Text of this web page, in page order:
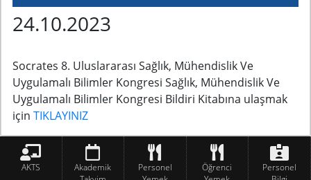
24.10.2023
Socrates 8. Uluslararası Sağlık, Mühendislik Ve
Uygulamalı Bilimler Kongresi Sağlık, Mühendislik Ve
Uygulamalı Bilimler Kongresi Bildiri Kitabına ulaşmak
için TIKLAYINIZ
AKTS
Akademik
Personel
Öğrenci
Personel